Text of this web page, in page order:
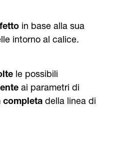
in base alla sua
intorno al calice.
le possibili
ai parametri di
completa della linea di